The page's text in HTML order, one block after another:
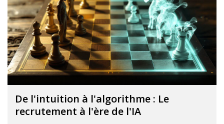
De l'intuition à l'algorithme : Le
recrutement à l'ère de l'IA